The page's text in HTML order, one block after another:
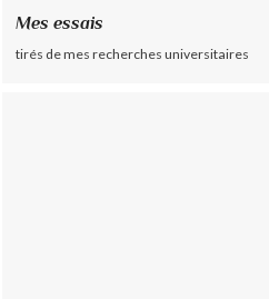
Mes essais
tirés de mes recherches universitaires